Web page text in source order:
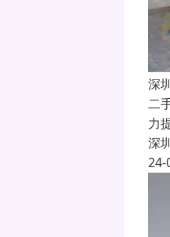
深
二
力
深
24-